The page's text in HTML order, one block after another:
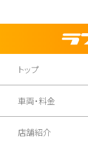
トップ
車両・料金
店舗紹介